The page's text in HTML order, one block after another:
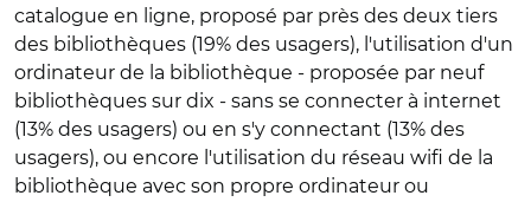
catalogue en ligne, proposé par près des deux tiers
des bibliothèques (19% des usagers), l'utilisation d'un
ordinateur de la bibliothèque - proposée par neuf
bibliothèques sur dix - sans se connecter à internet
(13% des usagers) ou en s'y connectant (13% des
usagers), ou encore l'utilisation du réseau wifi de la
bibliothèque avec son propre ordinateur ou